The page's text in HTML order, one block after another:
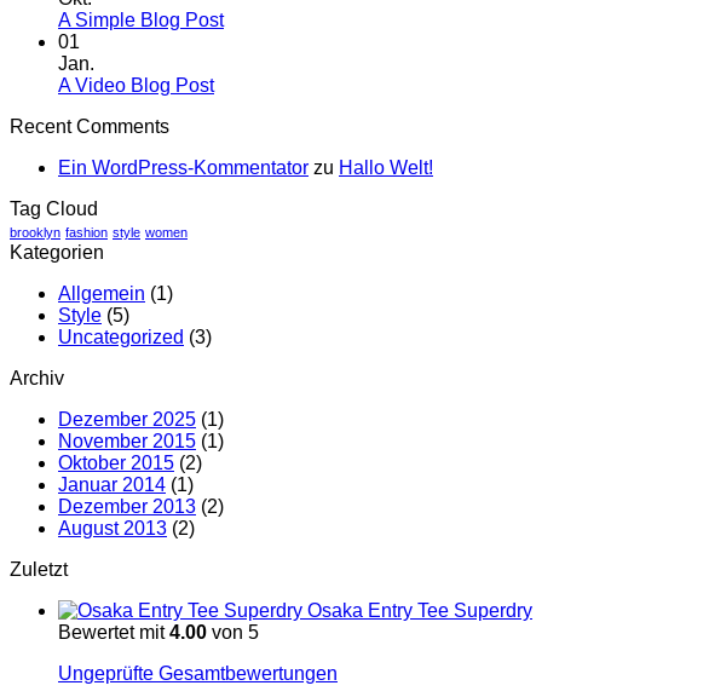
A Simple Blog PostKeine
01
Jan.
A Video Blog PostKeine
Video
Recent Comments
Ein WordPress-Kommentator zu Hallo Welt!
Tag Cloud
brooklyn fashion style women
Kategorien
Allgemein (1)
Style (5)
Uncategorized (3)
Archiv
Dezember 2025 (1)
November 2015 (1)
Oktober 2015 (2)
Januar 2014 (1)
Dezember 2013 (2)
August 2013 (2)
Zuletzt
Osaka Entry Tee Superdry
Bewertet mit4.00 von 5
Ungeprüfte Gesamtbewertungen